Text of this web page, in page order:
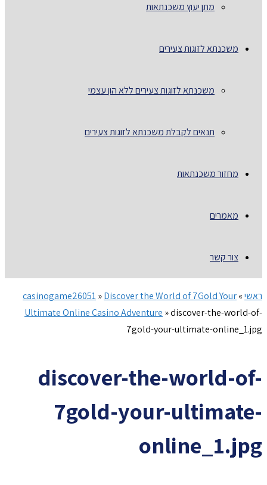
מתן יעוץ משכנתאות
משכנתא לזוגות צעירים
משכנתא לזוגות צעירים ללא הון עצמי
תנאים לקבלת משכנתא לזוגות צעירים
מחזור משכנתאות
מאמרים
צור קשר
ראשי»
casinogame26051»Discover the World of 7Gold Your
Ultimate Online Casino Adventure »discover-the-world-of-
7gold-your-ultimate-online_1.jpg
discover-the-world-of-
7gold-your-ultimate-
online_1.jpg